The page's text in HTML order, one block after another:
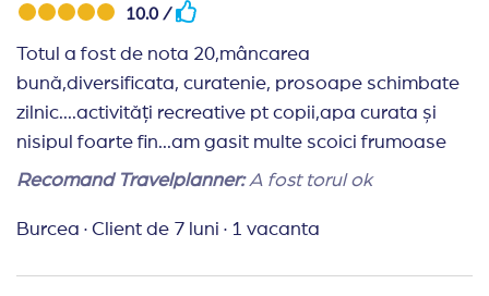
10.0 /
Totul a fost de nota 20,mâncarea
bună,diversificata, curatenie, prosoape schimbate
zilnic....activități recreative pt copii,apa curata și
nisipul foarte fin...am gasit multe scoici frumoase️
Recomand Travelplanner: A fost torul ok
Burcea · Client de 7 luni · 1 vacanta